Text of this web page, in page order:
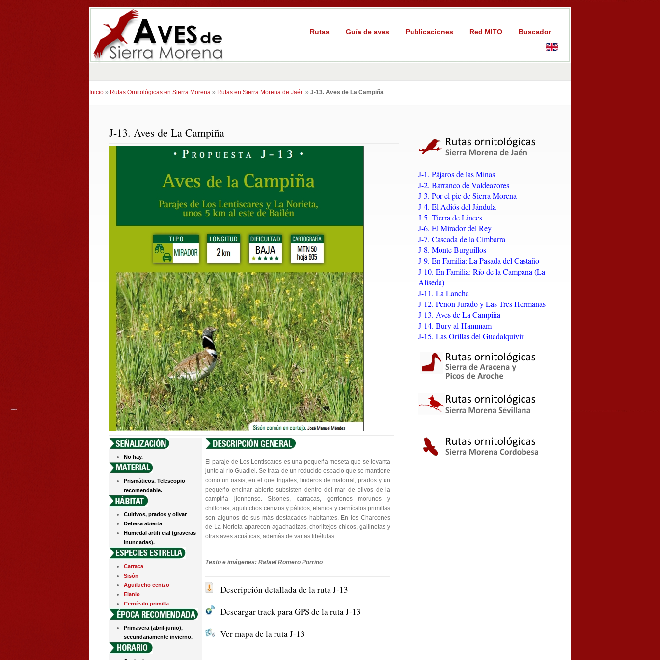
Rutas Guía de aves Publicaciones Red MITO Buscador
Inicio » Rutas Ornitológicas en Sierra Morena » Rutas en Sierra Morena de Jaén » J-13. Aves de La Campiña
J-13. Aves de La Campiña
No hay.
Prismáticos. Telescopio
recomendable.
Cultivos, prados y olivar
Dehesa abierta
Humedal artifi cial (graveras
inundadas).
Carraca
Sisón
Aguilucho cenizo
Elanio
Cernícalo primilla
Primavera (abril-junio),
secundariamente invierno.
El paraje de Los Lentiscares es una pequeña meseta que se levanta
junto al río Guadiel. Se trata de un reducido espacio que se mantiene
como un oasis, en el que trigales, linderos de matorral, prados y un
pequeño encinar abierto subsisten dentro del mar de olivos de la
campiña jiennense. Sisones, carracas, gorriones morunos y
chillones, aguiluchos cenizos y pálidos, elanios y cernícalos primillas
son algunos de sus más destacados habitantes. En los Charcones
de La Norieta aparecen agachadizas, chorlitejos chicos, gallinetas y
otras aves acuáticas, además de varias libélulas.
Texto e imágenes: Rafael Romero Porrino
Descripción detallada de la ruta J-13
Descargar track para GPS de la ruta J-13
Ver mapa de la ruta J-13
J-1. Pájaros de las Minas
J-2. Barranco de Valdeazores
J-3. Por el pie de Sierra Morena
J-4. El Adiós del Jándula
J-5. Tierra de Linces
J-6. El Mirador del Rey
J-7. Cascada de la Cimbarra
J-8. Monte Burguillos
J-9. En Familia: La Pasada del Castaño
J-10. En Familia: Río de la Campana (La
Aliseda)
J-11. La Lancha
J-12. Peñón Jurado y Las Tres Hermanas
J-13. Aves de La Campiña
J-14. Bury al-Hammam
J-15. Las Orillas del Guadalquivir